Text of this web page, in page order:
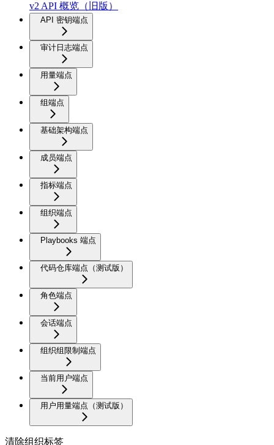
v2 API 概览（旧版）
API 密钥端点
审计日志端点
用量端点
组端点
基础架构端点
成员端点
指标端点
组织端点
Playbooks 端点
代码仓库端点（测试版）
角色端点
会话端点
组织组限制端点
当前用户端点
用户用量端点（测试版）
清除组织标签